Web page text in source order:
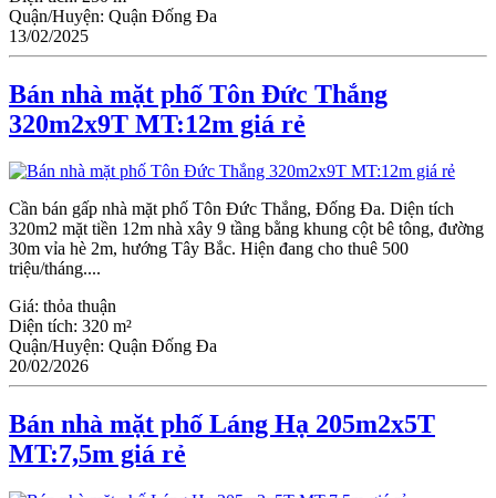
Quận/Huyện: Quận Đống Đa
13/02/2025
Bán nhà mặt phố Tôn Đức Thắng
320m2x9T MT:12m giá rẻ
Cần bán gấp nhà mặt phố Tôn Đức Thắng, Đống Đa. Diện tích
320m2 mặt tiền 12m nhà xây 9 tầng bằng khung cột bê tông, đường
30m vỉa hè 2m, hướng Tây Bắc. Hiện đang cho thuê 500
triệu/tháng....
Giá: thỏa thuận
Diện tích: 320 m²
Quận/Huyện: Quận Đống Đa
20/02/2026
Bán nhà mặt phố Láng Hạ 205m2x5T
MT:7,5m giá rẻ